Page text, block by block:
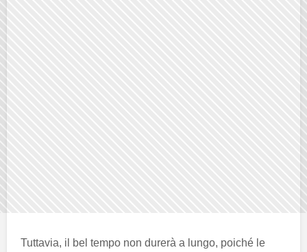
Tuttavia, il bel tempo non durerà a lungo, poiché le